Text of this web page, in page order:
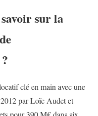
sur la
clé en main avec une
par Loïc Audet et